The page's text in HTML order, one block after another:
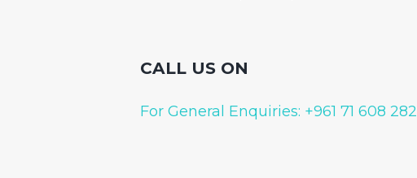
CALL US ON
For General Enquiries: +961 71 608 282